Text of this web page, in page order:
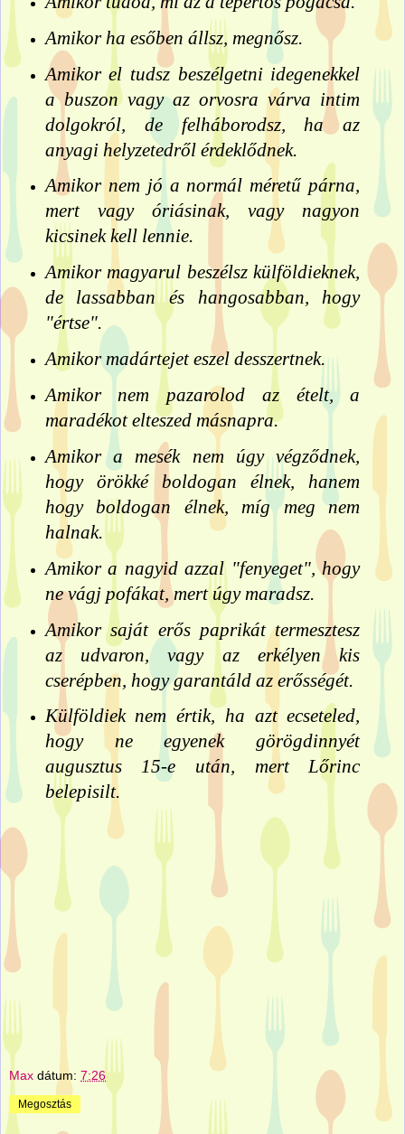
Amikor ha esőben állsz, megnősz.
Amikor el tudsz beszélgetni idegenekkel
a buszon vagy az orvosra várva intim
dolgokról, de felháborodsz, ha az
anyagi helyzetedről érdeklődnek.
Amikor nem jó a normál méretű párna,
mert vagy óriásinak, vagy nagyon
kicsinek kell lennie.
Amikor magyarul beszélsz külföldieknek,
de lassabban és hangosabban, hogy
"értse".
Amikor madártejet eszel desszertnek.
Amikor nem pazarolod az ételt, a
maradékot elteszed másnapra.
Amikor a mesék nem úgy végződnek,
hogy örökké boldogan élnek, hanem
hogy boldogan élnek, míg meg nem
halnak.
Amikor a nagyid azzal "fenyeget", hogy
ne vágj pofákat, mert úgy maradsz.
Amikor saját erős paprikát termesztesz
az udvaron, vagy az erkélyen kis
cserépben, hogy garantáld az erősségét.
Külföldiek nem értik, ha azt ecseteled,
hogy ne egyenek görögdinnyét
augusztus 15-e után, mert Lőrinc
belepisilt.
Max dátum: 7:26
Megosztás